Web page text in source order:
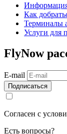
Как
Терминалы
Услуги для
FlyNow
E-mail
Согласен с
Есть вопросы?